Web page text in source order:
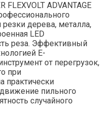
FLEXVOLT ADVANTAGE
дерева, металла,
LED
реза. Эффективный
E-
от перегрузок,
при
практически
пильного
случайного